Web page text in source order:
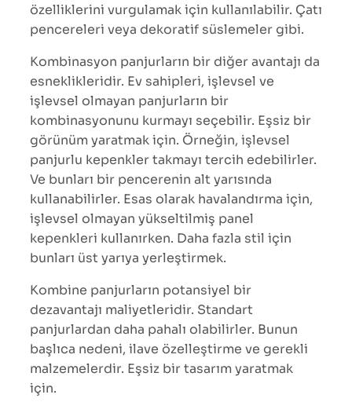
özelliklerini vurgulamak için kullanılabilir. Çatı
pencereleri veya dekoratif süslemeler gibi.
Kombinasyon panjurların bir diğer avantajı da
esneklikleridir. Ev sahipleri, işlevsel ve
işlevsel olmayan panjurların bir
kombinasyonunu kurmayı seçebilir. Eşsiz bir
görünüm yaratmak için. Örneğin, işlevsel
panjurlu kepenkler takmayı tercih edebilirler.
Ve bunları bir pencerenin alt yarısında
kullanabilirler. Esas olarak havalandırma için,
işlevsel olmayan yükseltilmiş panel
kepenkleri kullanırken. Daha fazla stil için
bunları üst yarıya yerleştirmek.
Kombine panjurların potansiyel bir
dezavantajı maliyetleridir. Standart
panjurlardan daha pahalı olabilirler. Bunun
başlıca nedeni, ilave özelleştirme ve gerekli
malzemelerdir. Eşsiz bir tasarım yaratmak
için.